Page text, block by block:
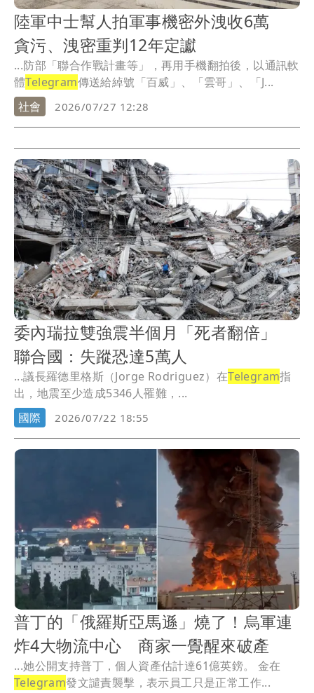
陸軍中士幫人拍軍事機密外洩收6萬
貪污、洩密重判12年定讞
...防部「聯合作戰計畫等」，再用手機翻拍後，以通訊軟
體Telegram傳送給綽號「百威」、「雲哥」、「J...
社會
2026/07/27 12:28
委內瑞拉雙強震半個月「死者翻倍」
聯合國：失蹤恐達5萬人
...議長羅德里格斯（Jorge Rodriguez）在Telegram指
出，地震至少造成5346人罹難，...
國際
2026/07/22 18:55
普丁的「俄羅斯亞馬遜」燒了！烏軍連
炸4大物流中心 商家一覺醒來破產
...她公開支持普丁，個人資產估計達61億英鎊。 金在
Telegram發文譴責襲擊，表示員工只是正常工作...